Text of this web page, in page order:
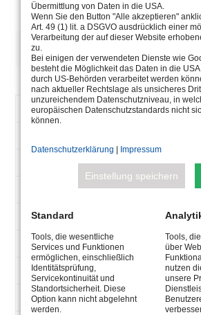
BESCHREIBUNG
ARTIKELNUMMER
AC
DC
TA
Übermittlung von Daten in die USA.
Wenn Sie den Button "Alle akzeptieren"
Art. 49 (1) lit. a DSGVO ausdrücklich einer
Verarbeitung der auf dieser Website
zu.
Bei einigen der verwendeten Dienste wie
besteht die Möglichkeit das Daten in die
durch US-Behörden verarbeitet werden
nach aktueller Rechtslage als unsicheres
unzureichendem Datenschutzniveau, in
europäischen Datenschutzstandards nicht
können.
Datenschutzerklärung | Impressum
Einstellung speichern
Standard
Tools, die wesentliche
Services und Funktionen
ermöglichen, einschließlich
Identitätsprüfung,
Servicekontinuität und
Standortsicherheit. Diese
Option kann nicht abgelehnt
werden.
Tools,
über
nutzen
unsere